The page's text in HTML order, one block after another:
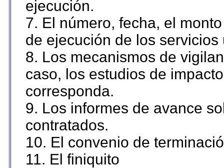
ejecución.
7. El número, fecha, el
de ejecución de los servicios
8. Los mecanismos de
caso, los estudios de
corresponda.
9. Los informes de avance
contratados.
10. El convenio de
11. El finiquito